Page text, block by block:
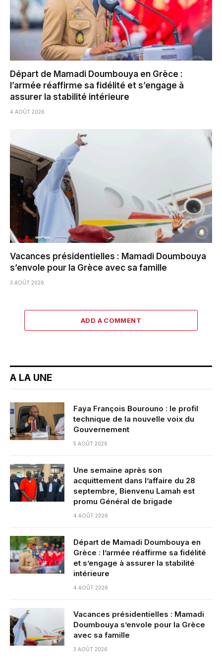
Départ de Mamadi Doumbouya en Grèce :
l’armée réaffirme sa fidélité et s’engage à
assurer la stabilité intérieure
4 AOÛT 2026
Vacances présidentielles : Mamadi Doumbouya
s’envole pour la Grèce avec sa famille
3 AOÛT 2026
ADD A COMMENT
A LA UNE
Faya François Bourouno : le profil
technique de la nouvelle voix du
Gouvernement
5 AOÛT 2026
Une semaine après son
acquittement dans l’affaire du 28
septembre, Bienvenu Lamah est
promu Général de brigade
4 AOÛT 2026
Départ de Mamadi Doumbouya en
Grèce : l’armée réaffirme sa fidélité
et s’engage à assurer la stabilité
intérieure
4 AOÛT 2026
Vacances présidentielles : Mamadi
Doumbouya s’envole pour la Grèce
avec sa famille
3 AOÛT 2026